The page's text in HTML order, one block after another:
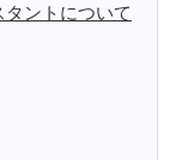
ントについて